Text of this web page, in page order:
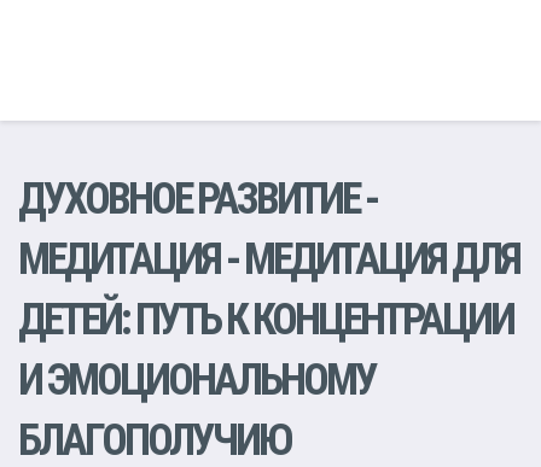
ДУХОВНОЕ РАЗВИТИЕ-
МЕДИТАЦИЯ- МЕДИТАЦИЯ ДЛЯ
ДЕТЕЙ: ПУТЬ К КОНЦЕНТРАЦИИ
И ЭМОЦИОНАЛЬНОМУ
БЛАГОПОЛУЧИЮ